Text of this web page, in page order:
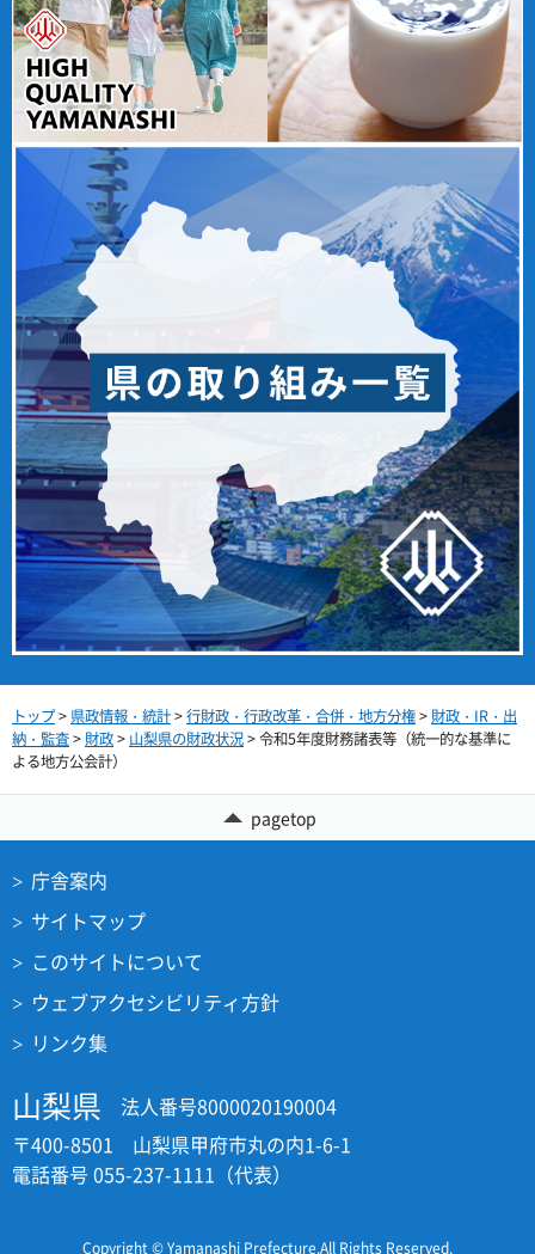
トップ> 県政情報・統計>行財政・行政改革・合併・地方分権> 財政・IR・出
納・監査> 財政> 山梨県の財政状況> 令和5年度財務諸表等（統一的な基準に
よる地方公会計）
pagetop
庁舎案内
サイトマップ
このサイトについて
ウェブアクセシビリティ方針
リンク集
山梨県
法人番号8000020190004
〒400-8501 山梨県甲府市丸の内1-6-1
電話番号 055-237-1111（代表）
Copyright © Yamanashi Prefecture.All Rights Reserved.